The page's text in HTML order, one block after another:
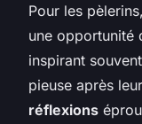
Pour les
une opportunité
inspirant
pieuse après
réflexions